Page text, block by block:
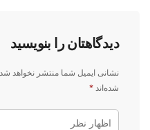
دیدگاهتان را بنویسید
نشانی ایمیل شما منتشر نخواهد شد.
شده‌اند *